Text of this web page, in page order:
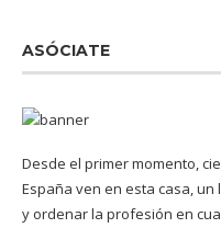
ASÓCIATE
Desde el primer momento,
España ven en esta casa,
y ordenar la profesión en